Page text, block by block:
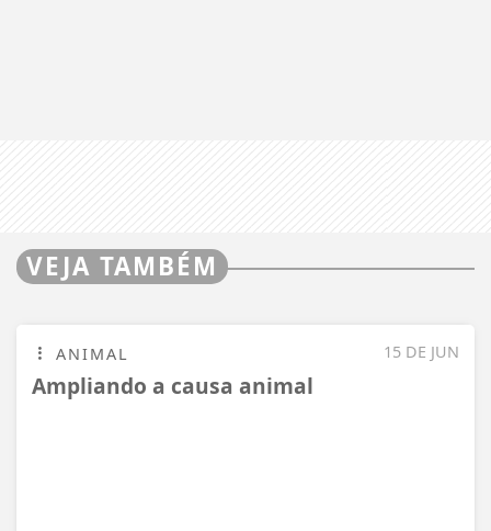
15 DE JUN
CHN
Habilitação - Renovação automática